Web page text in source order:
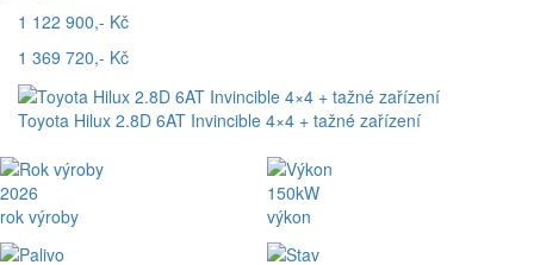
1 122 900,- Kč
1 369 720,- Kč
Toyota Hilux 2.8D 6AT Invincible 4×4 + tažné zařízení
2026
rok výroby
150kW
výkon